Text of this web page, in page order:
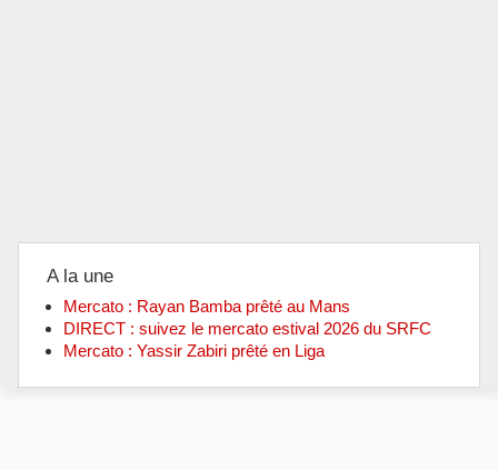
A la une
Mercato : Rayan Bamba prêté au Mans
DIRECT : suivez le mercato estival 2026 du SRFC
Mercato : Yassir Zabiri prêté en Liga